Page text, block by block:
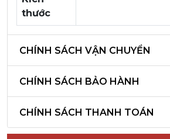
thước
CHÍNH SÁCH VẬN CHUYỂN
CHÍNH SÁCH BẢO HÀNH
CHÍNH SÁCH THANH TOÁN